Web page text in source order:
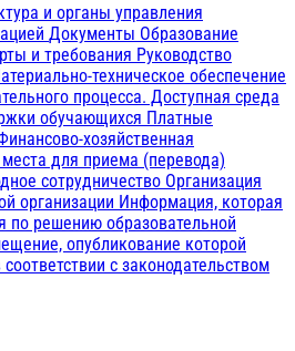
и органы управления
Документы Образование
и требования Руководство
техническое обеспечение
процесса. Доступная среда
обучающихся Платные
хозяйственная
для приема (перевода)
сотрудничество Организация
организации Информация, которая
по решению образовательной
опубликование которой
с законодательством